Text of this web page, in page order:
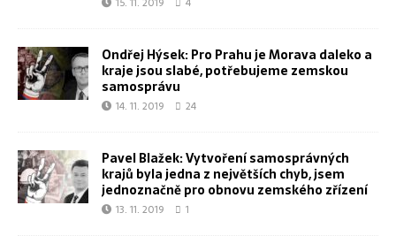
Ondřej Hýsek: Pro Prahu je Morava daleko a
kraje jsou slabé, potřebujeme zemskou
samosprávu
14. 11. 2019 24
Pavel Blažek: Vytvoření samosprávných
krajů byla jedna z největších chyb, jsem
jednoznačně pro obnovu zemského zřízení
13. 11. 2019 1